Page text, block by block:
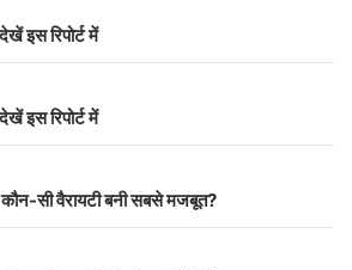
इस रिपोर्ट में
इस रिपोर्ट में
कौन-सी वैरायटी बनी सबसे मजबूत?